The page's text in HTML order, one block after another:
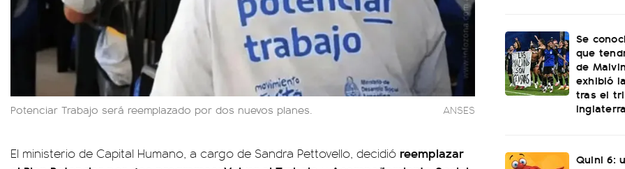
Potenciar Trabajo será reemplazado por dos nuevos planes. ANSES
El ministerio de Capital Humano, a cargo de Sandra Pettovello, decidió reemplazar
Se
que
de
exhibió
tras el
Inglaterra
Quini 6: